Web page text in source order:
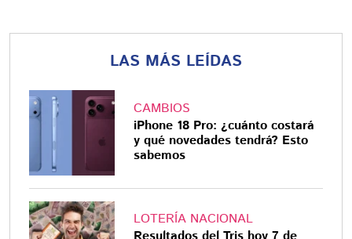
LAS MÁS LEÍDAS
CAMBIOS
iPhone 18 Pro: ¿cuánto costará
y qué novedades tendrá? Esto
sabemos
LOTERÍA NACIONAL